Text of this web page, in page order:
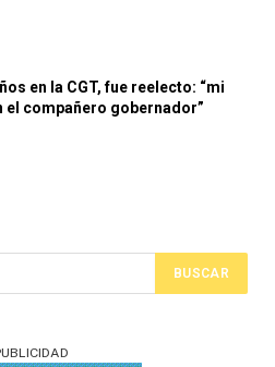
en la CGT, fue reelecto: “mi
compañero gobernador”